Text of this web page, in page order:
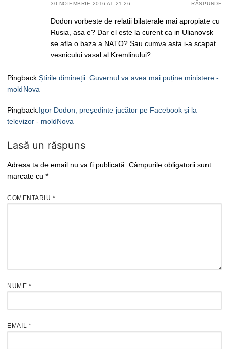
30 NOIEMBRIE 2016 AT 21:26 RĂSPUNDE
Dodon vorbeste de relatii bilaterale mai apropiate cu
Rusia, asa e? Dar el este la curent ca in Ulianovsk
se afla o baza a NATO? Sau cumva asta i-a scapat
vesnicului vasal al Kremlinului?
Pingback:Știrile dimineții: Guvernul va avea mai puține ministere -
moldNova
Pingback:Igor Dodon, președinte jucător pe Facebook și la
televizor - moldNova
Lasă un răspuns
Adresa ta de email nu va fi publicată. Câmpurile obligatorii sunt
marcate cu *
COMENTARIU *
NUME *
EMAIL *